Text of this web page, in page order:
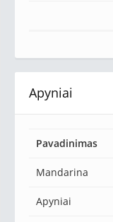
Apyniai
Pavadinimas
Mandarina
Apyniai